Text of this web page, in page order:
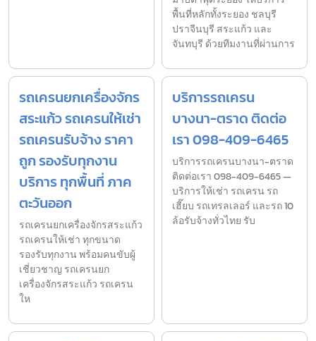
พื้นที่หลักทั้งระยอง ชลบุรี
ปราจีนบุรี สระแก้ว และ
จันทบุรี ด้วยทีมงานที่ผ่านการ
รถเครนยกเครื่องจักร
สระแก้ว รถเครนให้เช่า
รถเครนรับจ้าง ราคา
ถูก รองรับทุกงาน
บริการ ทุกพื้นที่ ภาค
ตะวันออก
รถเครนยกเครื่องจักรสระแก้ว
รถเครนให้เช่า ทุกขนาด
รองรับทุกงาน พร้อมคนขับผู้
เชี่ยวชาญ รถเครนยก
เครื่องจักรสระแก้ว รถเครน
ให
บริการรถเครน
บางนา-ตราด ติดต่อ
เรา 098-409-6465
บริการรถเครนบางนา-ตราด
ติดต่อเรา 098-409-6465 —
บริการให้เช่า รถเครน รถ
เฮี๊ยบ รถเทรลเลอร์ และรถ 10
ล้อรับจ้างทั่วไทย รับ